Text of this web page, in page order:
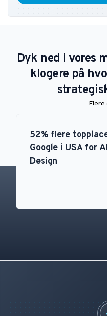
Dyk ned i vores
klogere på
Flere
52% flere
Google i USA for
Design